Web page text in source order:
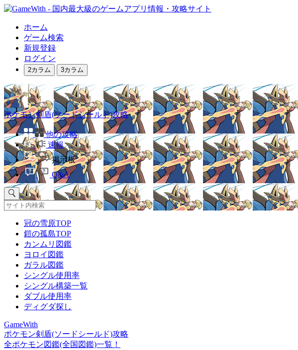
ホーム
ゲーム検索
新規登録
ログイン
2カラム 3カラム
ポケモン剣盾(ソードシールド)攻略
他の攻略
速報
掲示板
Q&A
冠の雪原TOP
鎧の孤島TOP
カンムリ図鑑
ヨロイ図鑑
ガラル図鑑
シングル使用率
シングル構築一覧
ダブル使用率
ディグダ探し
GameWith
ポケモン剣盾(ソードシールド)攻略
全ポケモン図鑑(全国図鑑)一覧！